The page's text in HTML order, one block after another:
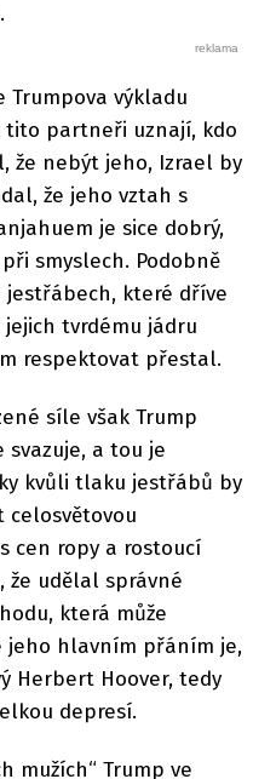
Trumpova výkladu
tito partneři uznají, kdo
že nebýt jeho, Izrael by
že jeho vztah s
je sice dobrý,
smyslech. Podobně
které dříve
tvrdému jádru
respektovat přestal.
síle však Trump
svazuje, a tou je
kvůli tlaku jestřábů by
cen ropy a rostoucí
že udělal správné
která může
jeho hlavním přáním je,
Herbert Hoover, tedy
depresí.
mužích“ Trump ve